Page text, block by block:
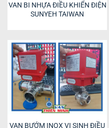
VAN BI NHỰA ĐIỀU KHIỂN ĐIỆN
SUNYEH TAIWAN
VAN BƯỚM INOX VI SINH ĐIỀU